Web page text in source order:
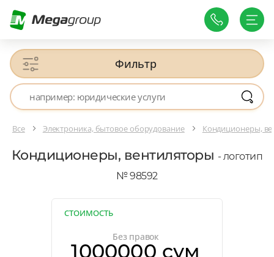
Фильтр
Все Электроника, бытовое оборудование Кондиционеры,
Кондиционеры, вентиляторы - логотип
№ 98592
СТОИМОСТЬ
Без правок
1000000 сум